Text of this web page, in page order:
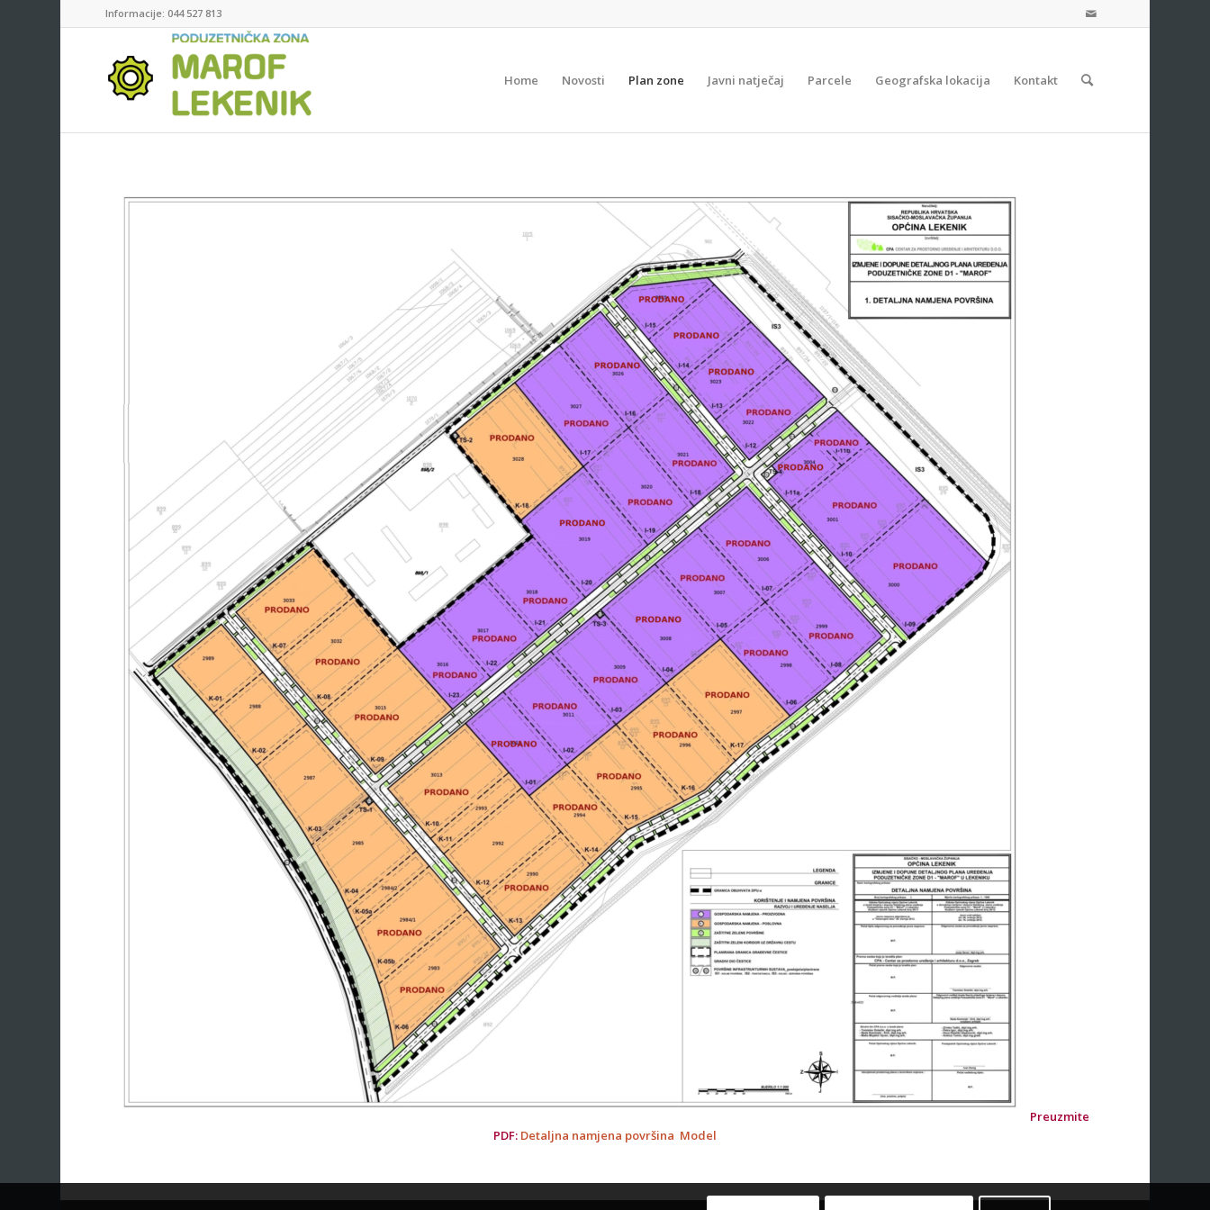
Informacije: 044 527 813
Home Novosti Plan zone Javni natječaj Parcele Geografska lokacija Kontakt
Preuzmite
PDF: Detaljna namjena površina Model